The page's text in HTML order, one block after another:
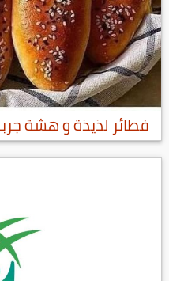
فطائر لذيذة و هشة